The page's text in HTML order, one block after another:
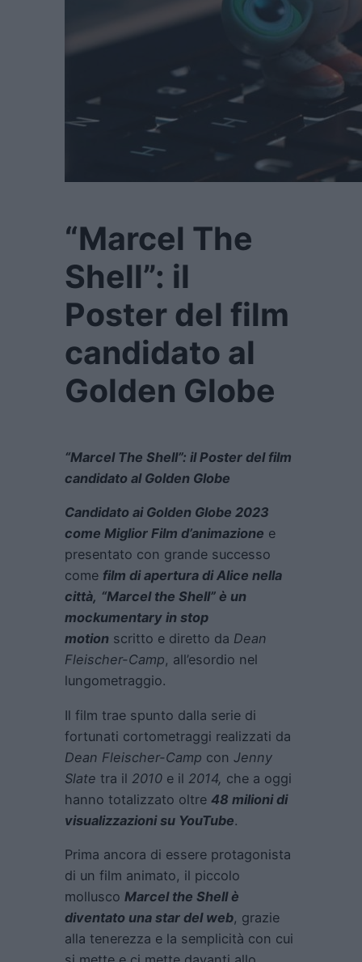
“Marcel The
Shell”: il
Poster del film
candidato al
Golden Globe
“Marcel The Shell”: il Poster del film
candidato al Golden Globe
Candidato ai Golden Globe 2023
come Miglior Film d’animazione e
presentato con grande successo
come film di apertura di Alice nella
città, “Marcel the Shell” è un
mockumentary in stop
motion scritto e diretto da Dean
Fleischer-Camp, all’esordio nel
lungometraggio.
Il film trae spunto dalla serie di
fortunati cortometraggi realizzati da
Dean Fleischer-Camp con Jenny
Slate tra il 2010 e il 2014, che a oggi
hanno totalizzato oltre 48 milioni di
visualizzazioni su YouTube.
Prima ancora di essere protagonista
di un film animato, il piccolo
mollusco Marcel the Shell è
diventato una star del web, grazie
alla tenerezza e la semplicità con cui